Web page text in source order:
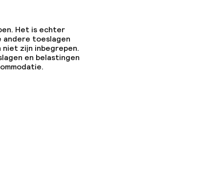
Het is echter
andere toeslagen
niet zijn inbegrepen.
en belastingen